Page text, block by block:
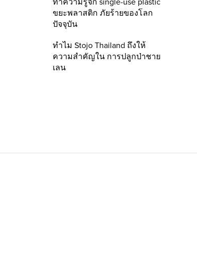
ขยะพลาสติก ภัยร้ายของโลก
ปัจจุบัน
ทำไม Stojo Thailand ถึงให้
ความสำคัญใน การปลูกป่าชาย
เลน